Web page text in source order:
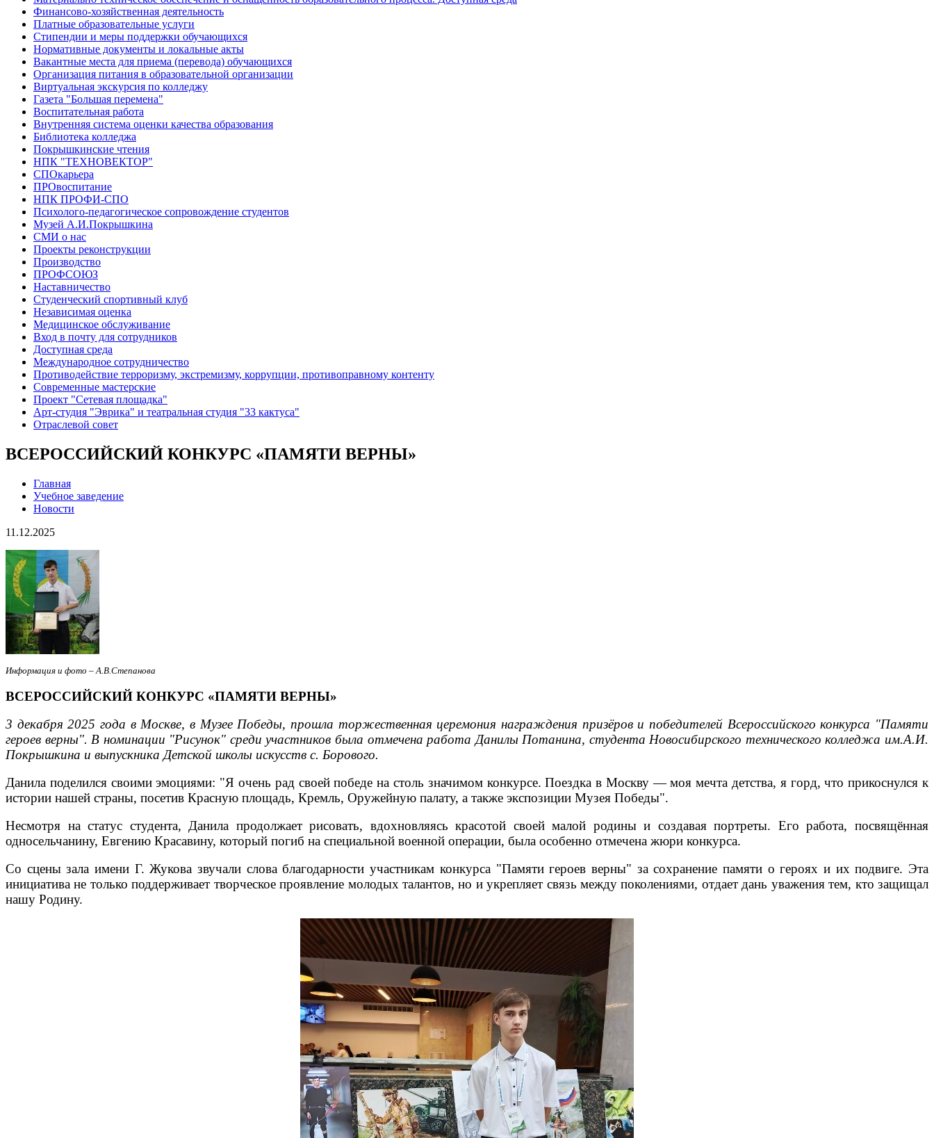
Финансово-хозяйственная деятельность
Платные образовательные услуги
Стипендии и меры поддержки обучающихся
Нормативные документы и локальные акты
Вакантные места для приема (перевода) обучающихся
Организация питания в образовательной организации
Виртуальная экскурсия по колледжу
Газета "Большая перемена"
Воспитательная работа
Внутренняя система оценки качества образования
Библиотека колледжа
Покрышкинские чтения
НПК "ТЕХНОВЕКТОР"
СПОкарьера
ПРОвоспитание
НПК ПРОФИ-СПО
Психолого-педагогическое сопровождение студентов
Музей А.И.Покрышкина
СМИ о нас
Проекты реконструкции
Производство
ПРОФСОЮЗ
Наставничество
Студенческий спортивный клуб
Независимая оценка
Медицинское обслуживание
Вход в почту для сотрудников
Доступная среда
Международное сотрудничество
Противодействие терроризму, экстремизму, коррупции, противоправному контенту
Современные мастерские
Проект "Сетевая площадка"
Арт-студия "Эврика" и театральная студия "33 кактуса"
Отраслевой совет
ВСЕРОССИЙСКИЙ КОНКУРС «ПАМЯТИ ВЕРНЫ»
Главная
Учебное заведение
Новости
11.12.2025
Информация и фото – А.В.Степанова
ВСЕРОССИЙСКИЙ КОНКУРС «ПАМЯТИ ВЕРНЫ»
3 декабря 2025 года в Москве, в Музее Победы, прошла торжественная церемония награждения призёров и победителей Всероссийского конкурса "Памяти
героев верны". В номинации "Рисунок" среди участников была отмечена работа Данилы Потанина, студента Новосибирского технического колледжа им.А.И.
Покрышкина и выпускника Детской школы искусств с. Борового.
Данила поделился своими эмоциями: "Я очень рад своей победе на столь значимом конкурсе. Поездка в Москву — моя мечта детства, я горд, что прикоснулся к
истории нашей страны, посетив Красную площадь, Кремль, Оружейную палату, а также экспозиции Музея Победы".
Несмотря на статус студента, Данила продолжает рисовать, вдохновляясь красотой своей малой родины и создавая портреты. Его работа, посвящённая
односельчанину, Евгению Красавину, который погиб на специальной военной операции, была особенно отмечена жюри конкурса.
Со сцены зала имени Г. Жукова звучали слова благодарности участникам конкурса "Памяти героев верны" за сохранение памяти о героях и их подвиге. Эта
инициатива не только поддерживает творческое проявление молодых талантов, но и укрепляет связь между поколениями, отдает дань уважения тем, кто защищал
нашу Родину.